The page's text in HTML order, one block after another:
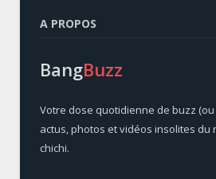
A PROPOS
BangBuzz
Votre dose quotidienne de buzz
actus, photos et vidéos insolites du
chichi.